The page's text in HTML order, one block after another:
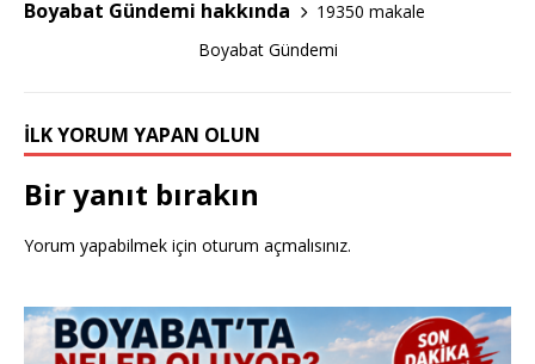
Boyabat Gündemi hakkında
19350 makale
Boyabat Gündemi
İLK YORUM YAPAN OLUN
Bir yanıt bırakın
Yorum yapabilmek için oturum açmalısınız.